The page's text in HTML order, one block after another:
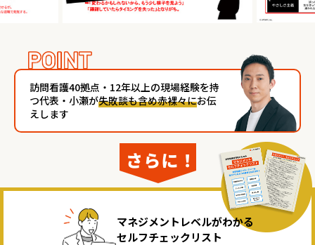
訪問看護40拠点・12年以上の現場経験を持
つ代表・小瀬が失敗談も含め赤裸々にお伝
えします
マネジメントレベルがわかる
セルフチェックリスト